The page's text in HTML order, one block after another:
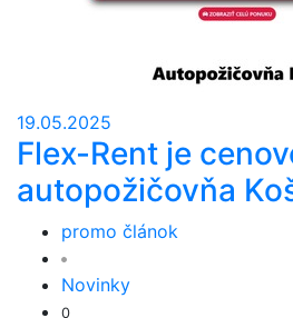
19.05.2025
Flex-Rent je
autopožičovňa
promo článok
Novinky
0